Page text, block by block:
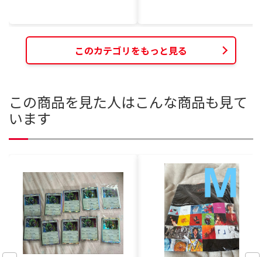
このカテゴリをもっと見る
この商品を見た人はこんな商品も見て
います